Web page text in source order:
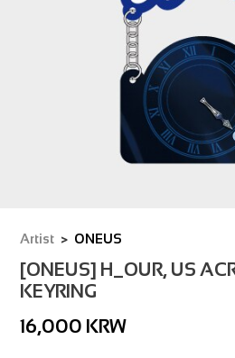
Artist ONEUS
[ONEUS] H_OUR, US
KEYRING
16,000 KRW